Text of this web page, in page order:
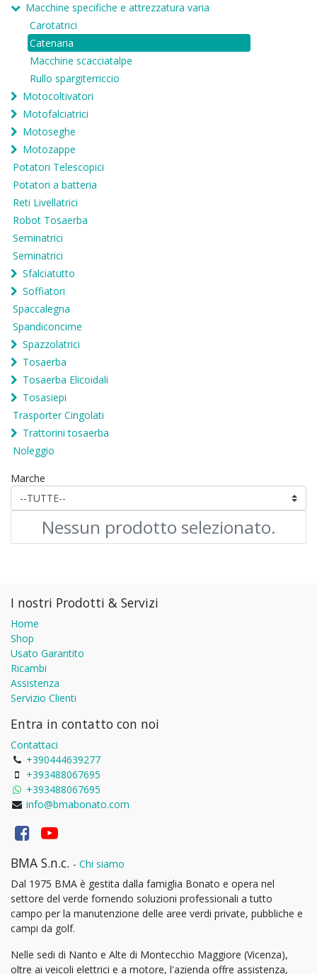
Macchine specifiche e attrezzatura varia
Carotatrici
Catenaria
Macchine scacciatalpe
Rullo spargiterriccio
Motocoltivatori
Motofalciatrici
Motoseghe
Motozappe
Potatori Telescopici
Potatori a batteria
Reti Livellatrici
Robot Tosaerba
Seminatrici
Seminatrici
Sfalciatutto
Soffiatori
Spaccalegna
Spandiconcime
Spazzolatrici
Tosaerba
Tosaerba Elicoidali
Tosasiepi
Trasporter Cingolati
Trattorini tosaerba
Noleggio
Marche
Nessun prodotto selezionato.
I nostri Prodotti & Servizi
Home
Shop
Usato Garantito
Ricambi
Assistenza
Servizio Clienti
Entra in contatto con noi
Contattaci
+390444639277
+393488067695
+393488067695
info@bmabonato.com
BMA S.n.c. - Chi siamo
Dal 1975 BMA è gestita dalla famiglia Bonato e opera nel
settore del verde fornendo soluzioni professionali a tutto
campo per la manutenzione delle aree verdi private, pubbliche e
campi da golf.
Nelle sedi di Nanto e Alte di Montecchio Maggiore (Vicenza),
oltre ai veicoli elettrici e a motore, l'azienda offre assistenza,